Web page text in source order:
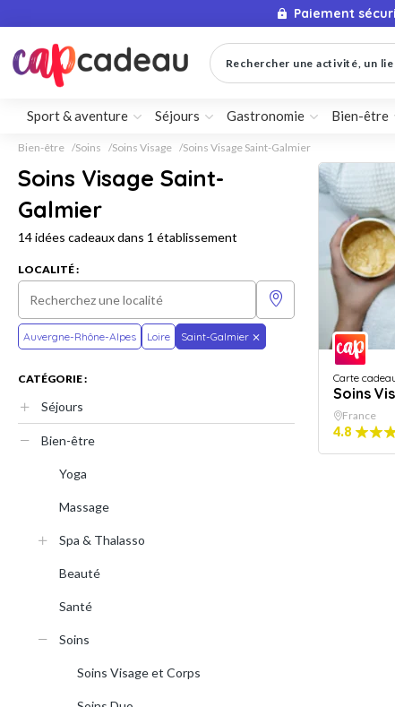
Paiement
Rechercher une activité, un
Sport & aventure Séjours Gastronomie Bien-être
Bien-être Soins Soins Visage Soins Visage Saint-Galmier
Soins Visage Saint-
Galmier
14 idées cadeaux dans 1 établissement
LOCALITÉ :
Auvergne-Rhône-Alpes Loire Saint-Galmier
CATÉGORIE :
Séjours
Bien-être
Yoga
Massage
Spa & Thalasso
Beauté
Santé
Soins
Soins Visage et Corps
Carte
Soins
France
4.8